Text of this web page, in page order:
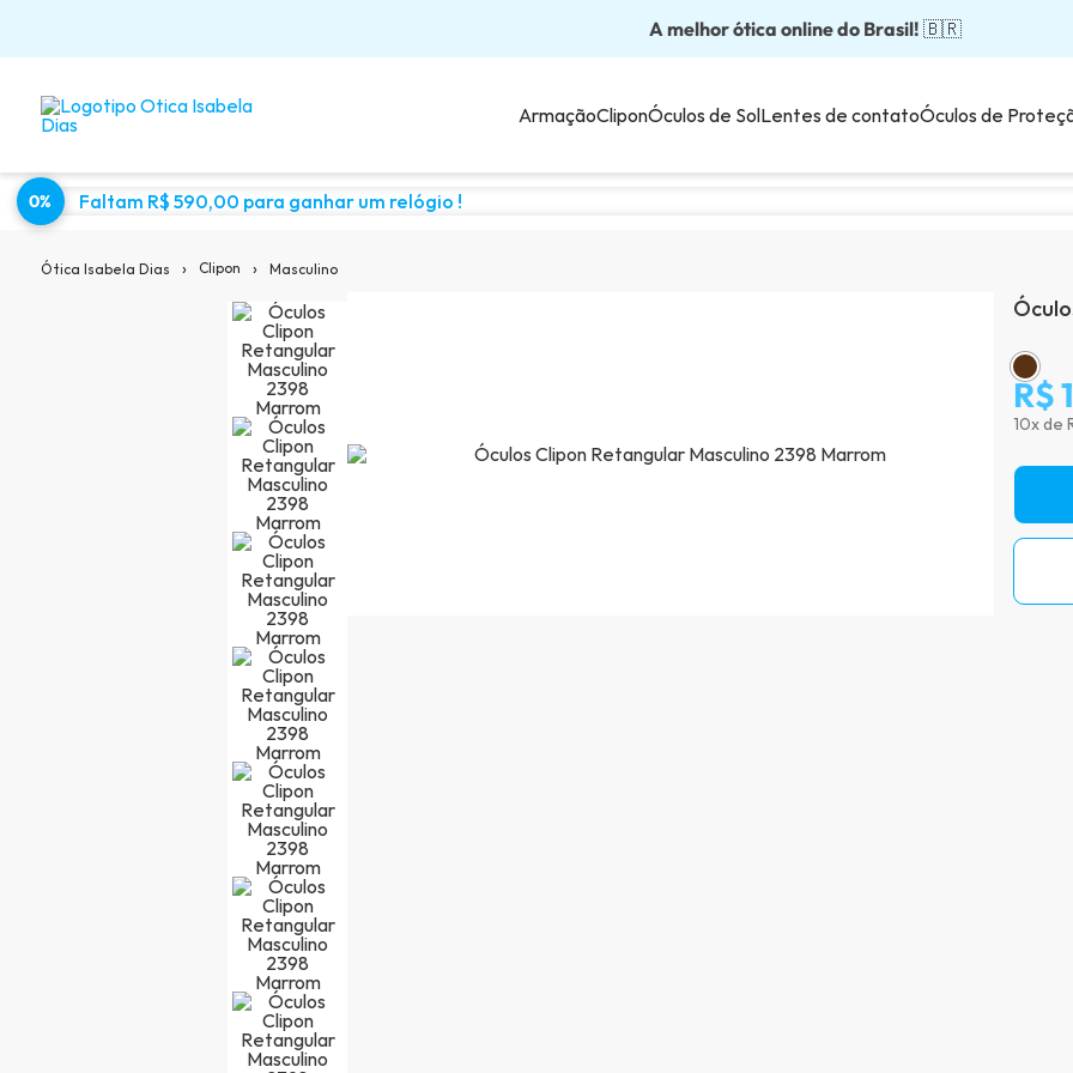
A melhor ótica online do Brasil! 🇧🇷
Óculos completos partir: R$199
Adquira em até 10x sem juros!💙
Enviamos para todo o Brasil!
Óculos de grau com preço justo!
ArmaçãoCliponÓculos de SolLentes de contatoÓculos de
0% Faltam R$ 590,00 para ganhar um relógio !
Ótica Isabela Dias › Clipon › Masculino
R$
10x de